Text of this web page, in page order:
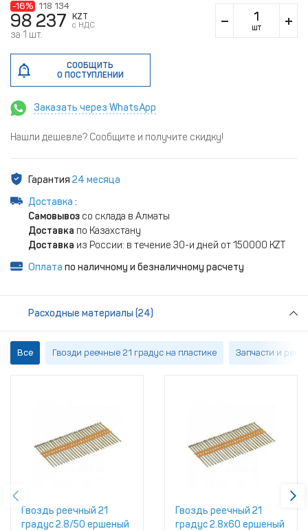
-16% 118 134
98 237
KZT
c НДС
за 1 шт.
шт
СООБЩИТЬ
О ПОСТУПЛЕНИИ
Заказать через WhatsApp
Нашли дешевле? Сообщите и получите скидку!
Гарантия 24 месяца
Доставка :
Самовывоз со склада в Алматы
Доставка по Казахстану
Доставка из России: в течение 30-и дней от 150000 KZT
Оплата по наличному и безналичному расчету
Расходные материалы (24)
Все Гвозди реечные 21 градус на пластике Запчасти и
Гвоздь реечный 21
градус 2.8/50 ершеный
Гвоздь реечный 21
градус 2.8х60 ершеный